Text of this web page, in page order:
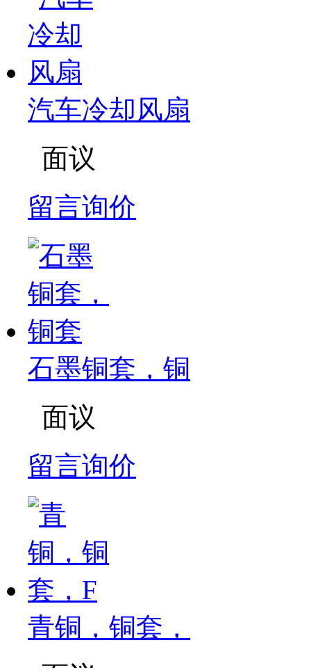
汽车冷却风扇
面议
留言询价
石墨铜套，铜
面议
留言询价
青铜，铜套，